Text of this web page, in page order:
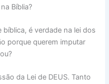
Bíblia?
bíblica, é verdade na lei dos
porque querem imputar
da Lei de DEUS. Tanto